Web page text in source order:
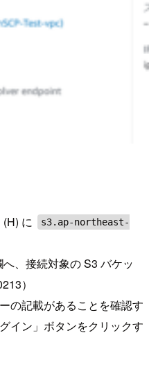
に
s3.ap-northeast-
、接続対象の S3 バケッ
）
の記載があることを確認す
イン」ボタンをクリックす